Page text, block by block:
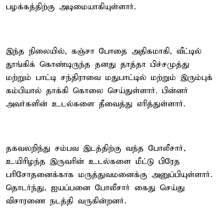
பழக்கத்திற்கு அடிமையாகியுள்ளார்.
இந்த நிலையில், கஞ்சா போதை அதிகமாகி, வீட்டில்
தூங்கிக் கொண்டிருந்த தனது தாத்தா பிச்சமுத்து
மற்றும் பாட்டி சந்திராவை மதுபாட்டில் மற்றும் இரும்புக்
கம்பியால் தாக்கி கொலை செய்துள்ளார். பின்னர்
அவர்களின் உடல்களை தீவைத்து எரித்துள்ளார்.
தகவலறிந்து சம்பவ இடத்திற்கு வந்த போலீசார்,
உயிரிழந்த இருவரின் உடல்களை மீட்டு பிரேத
பரிசோதனைக்காக மருத்துவமனைக்கு அனுப்பியுள்ளார்.
தொடர்ந்து, ஐயப்பனை போலீசார் கைது செய்து
விசாரணை நடத்தி வருகின்றனர்.